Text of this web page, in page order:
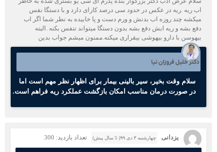
اب ریه .ریه در عکس در حدود سی درصد کارای دارد و با دستگا نفس
میکشه چند روزه اب بدنش و ورم دست و پا خابیده به نطر شما اگر اب
دفع بشه و ریه ابش دفع بشه بدون دستگا میتواند تنفس بکنه .البته
بیهوسن با دارو بیهوشی بیقراری میکنه.ممنون میشم جواب بدین
دکتر خلیل فروزان نیا
سلام وقت بخیر، سیر بالینی بیمار برای اظهار نظر مهم است اما
در صورت درمان مناسب امکان بازگشت عملکرد ریه فراهم است.
یزدانی چهارشنبه ۳ دی ۹۹( 5 سال پیش) تعداد بازدید: 300